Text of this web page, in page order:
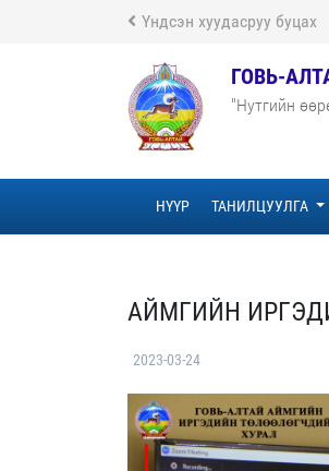
Үндсэн хуудасруу буцах
ГОВЬ-
"Нутгийн
НҮҮР ТАНИЛЦУУЛГА
АЙМГИЙН
2023-03-24